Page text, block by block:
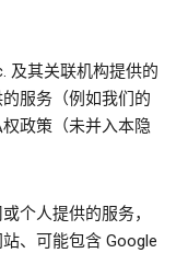
及其关联机构提供的
服务（例如我们的
政策（未并入本隐
个人提供的服务，
、可能包含 Google